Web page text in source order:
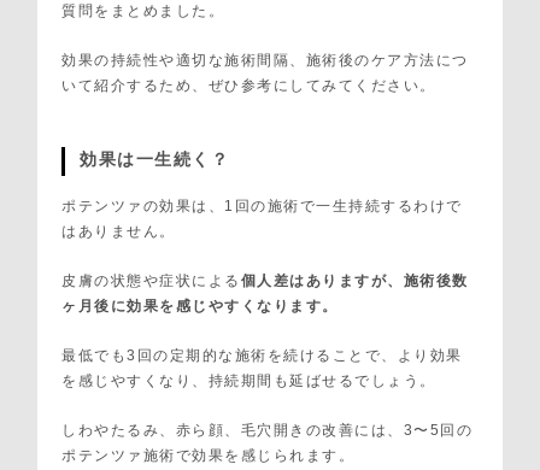
質問をまとめました。
効果の持続性や適切な施術間隔、施術後のケア方法につ
いて紹介するため、ぜひ参考にしてみてください。
効果は一生続く？
ポテンツァの効果は、1回の施術で一生持続するわけで
はありません。
皮膚の状態や症状による 個人差はありますが、施術後数
ヶ月後に効果を感じやすくなります。
最低でも3回の定期的な施術を続けることで、より効果
を感じやすくなり、持続期間も延ばせるでしょう。
しわやたるみ、赤ら顔、毛穴開きの改善には、3〜5回の
ポテンツァ施術で効果を感じられます。